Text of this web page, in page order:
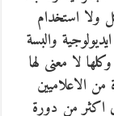
ولا استخدام
والبسة
لا معنى لها
الاعلاميين
اكثر من دورة